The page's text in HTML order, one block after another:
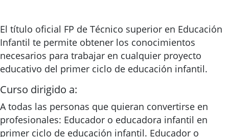
El título oficial FP de Técnico superior en Educación
Infantil te permite obtener los conocimientos
necesarios para trabajar en cualquier proyecto
educativo del primer ciclo de educación infantil.
Curso dirigido a:
A todas las personas que quieran convertirse en
profesionales: Educador o educadora infantil en
primer ciclo de educación infantil. Educador o